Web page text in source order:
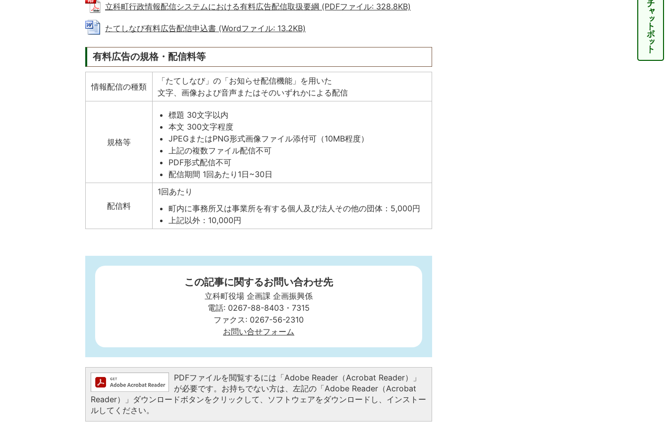
立科町行政情報配信システムにおける有料広告配信取扱要綱 (PDFファイル: 328.8KB)
たてしなび有料広告配信申込書 (Wordファイル: 13.2KB)
有料広告の規格・配信料等
情報配信の種類
「たてしなび」の「お知らせ配信機能」を用いた
文字、画像および音声またはそのいずれかによる配信
規格等
標題 30文字以内
本文 300文字程度
JPEGまたはPNG形式画像ファイル添付可（10MB程度）
上記の複数ファイル配信不可
PDF形式配信不可
配信期間 1回あたり1日~30日
配信料
1回あたり
町内に事務所又は事業所を有する個人及び法人その他の団体：5,000円
上記以外：10,000円
この記事に関するお問い合わせ先
立科町役場 企画課 企画振興係
電話: 0267-88-8403・7315
ファクス: 0267-56-2310
お問い合せフォーム
PDFファイルを閲覧するには「Adobe Reader（Acrobat Reader）」
が必要です。お持ちでない方は、左記の「Adobe Reader（Acrobat
Reader）」ダウンロードボタンをクリックして、ソフトウェアをダウンロードし、インストー
ルしてください。